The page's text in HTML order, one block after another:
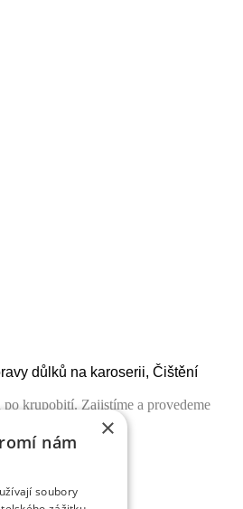
krupobití. Zajistíme a provedeme
×
nám
soubory